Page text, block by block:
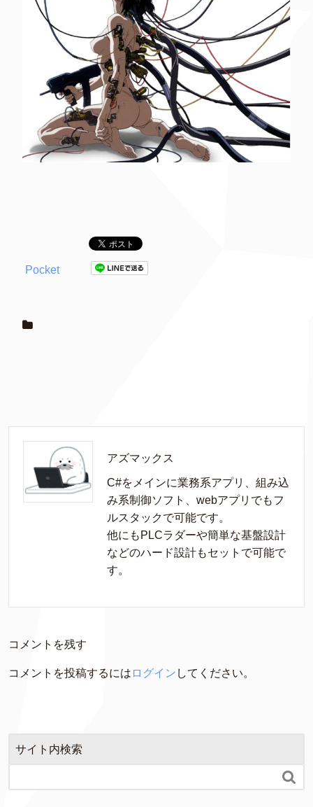
Pocket
アズマックス
C#をメインに業務系アプリ、組み込
み系制御ソフト、webアプリでもフ
ルスタックで可能です。
他にもPLCラダーや簡単な基盤設計
などのハード設計もセットで可能で
す。
コメントを残す
コメントを投稿するには ログイン してください。
サイト内検索
